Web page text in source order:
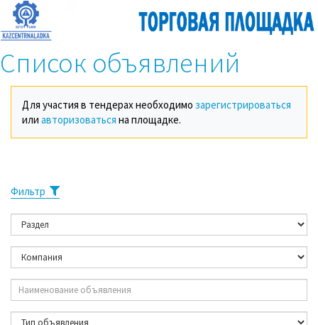
Список объявлений
Для участия в тендерах необходимо зарегистрироваться
или авторизоваться на площадке.
Фильтр